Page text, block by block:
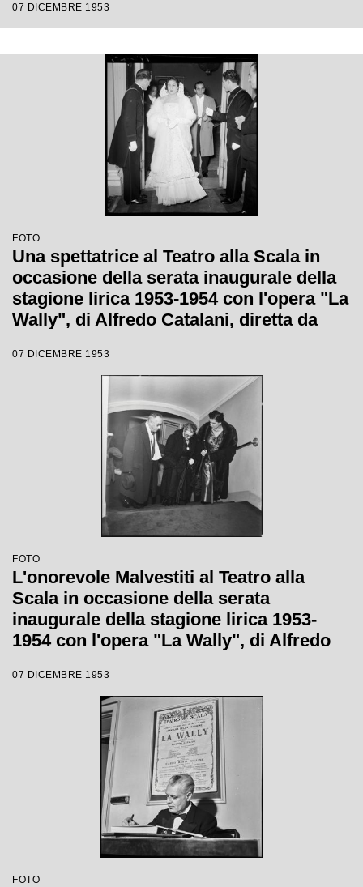
con la regia di Tatiana Pavlova
07 DICEMBRE 1953
FOTO
Una spettatrice al Teatro alla Scala in
occasione della serata inaugurale della
stagione lirica 1953-1954 con l'opera "La
Wally", di Alfredo Catalani, diretta da
Tatiana Pavlova
07 DICEMBRE 1953
FOTO
L'onorevole Malvestiti al Teatro alla
Scala in occasione della serata
inaugurale della stagione lirica 1953-
1954 con l'opera "La Wally", di Alfredo
con la regia di Tatiana Pavlova
07 DICEMBRE 1953
FOTO